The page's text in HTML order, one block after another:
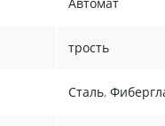
трость
Сталь,